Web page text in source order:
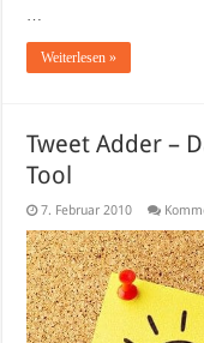
Weiterlesen »
Tweet Adder –
Tool
7. Februar 2010